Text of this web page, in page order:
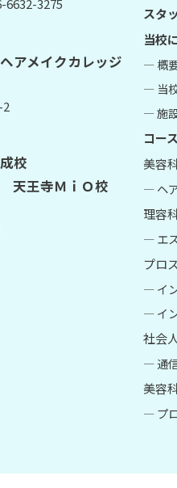
アメイクカレッジ
校
天王寺ＭｉＯ校
スタ
当校
― 概
― 当
― 施
コー
美容
― ヘ
理容
― エ
プロ
― イ
― イ
社会
― 通
美容
― プ